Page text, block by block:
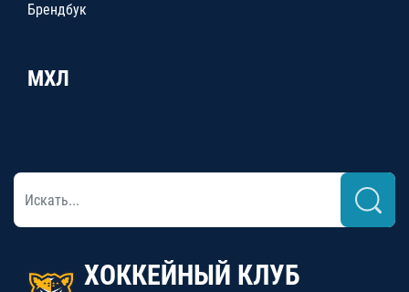
Брендбук
МХЛ
ХОККЕЙНЫЙ КЛУБ